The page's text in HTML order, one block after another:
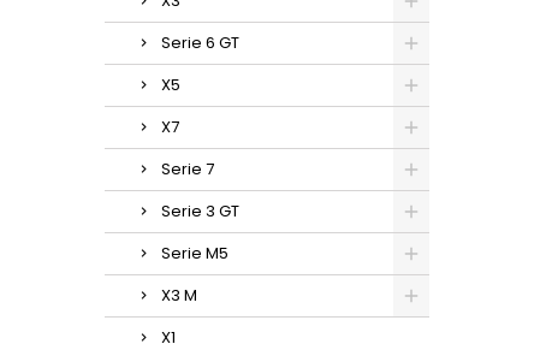
Serie 6 GT
X5
X7
Serie 7
Serie 3 GT
Serie M5
X3 M
X1